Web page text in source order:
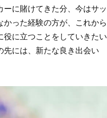
に賭けてきた分、今はサッ
った経験の方が、これから
に立つことをしていきたい
先には、新たな良き出会い